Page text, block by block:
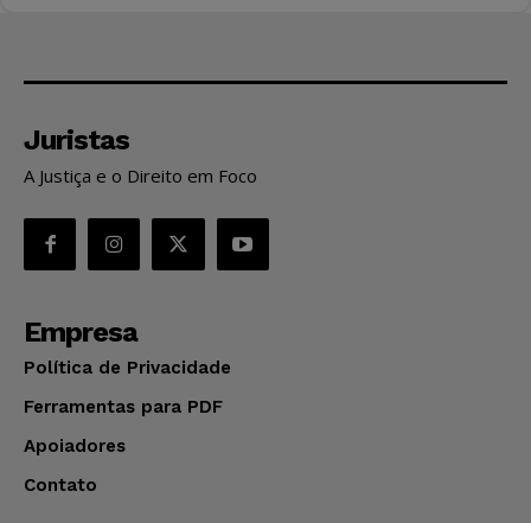
Juristas
A Justiça e o Direito em Foco
Empresa
Política de Privacidade
Ferramentas para PDF
Apoiadores
Contato